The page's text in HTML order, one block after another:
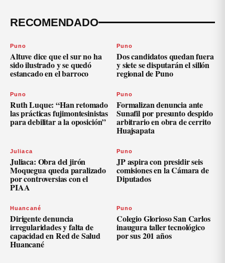
RECOMENDADO
Puno
Altuve dice que el sur no ha
sido ilustrado y se quedó
estancado en el barroco
Puno
Dos candidatos quedan fuera
y siete se disputarán el sillón
regional de Puno
Puno
Ruth Luque: “Han retomado
las prácticas fujimontesinistas
para debilitar a la oposición”
Puno
Formalizan denuncia ante
Sunafil por presunto despido
arbitrario en obra de cerrito
Huajsapata
Juliaca
Juliaca: Obra del jirón
Moquegua queda paralizado
por controversias con el
PIAA
Puno
JP aspira con presidir seis
comisiones en la Cámara de
Diputados
Huancané
Dirigente denuncia
irregularidades y falta de
capacidad en Red de Salud
Huancané
Puno
Colegio Glorioso San Carlos
inaugura taller tecnológico
por sus 201 años